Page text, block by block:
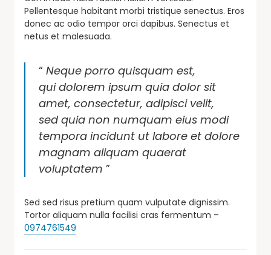
Pellentesque habitant morbi tristique senectus. Eros
donec ac odio tempor orci dapibus. Senectus et
netus et malesuada.
“ Neque porro quisquam est,
qui dolorem ipsum quia dolor sit
amet, consectetur, adipisci velit,
sed quia non numquam eius modi
tempora incidunt ut labore et dolore
magnam aliquam quaerat
voluptatem ”
Sed sed risus pretium quam vulputate dignissim.
Tortor aliquam nulla facilisi cras fermentum –
0974761549